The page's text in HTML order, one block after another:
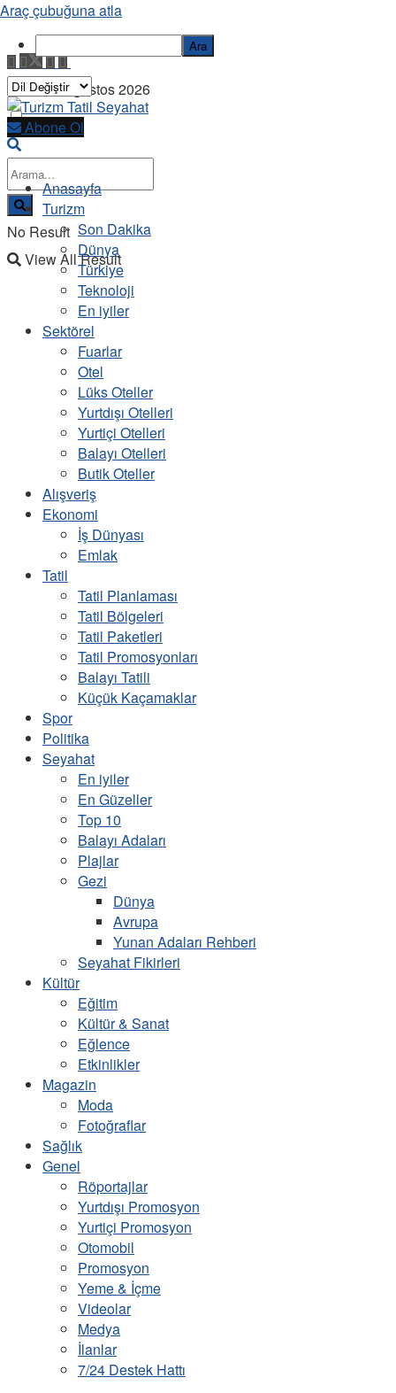
Cuma, 7 Ağustos 2026
No Result
View All Result
Abone Ol
Anasayfa
Turizm
Son Dakika
Dünya
Türkiye
Teknoloji
En iyiler
Sektörel
Fuarlar
Otel
Lüks Oteller
Yurtdışı Otelleri
Yurtiçi Otelleri
Balayı Otelleri
Butik Oteller
Alışveriş
Ekonomi
İş Dünyası
Emlak
Tatil
Tatil Planlaması
Tatil Bölgeleri
Tatil Paketleri
Tatil Promosyonları
Balayı Tatili
Küçük Kaçamaklar
Spor
Politika
Seyahat
En iyiler
En Güzeller
Top 10
Balayı Adaları
Plajlar
Gezi
Dünya
Avrupa
Yunan Adaları Rehberi
Seyahat Fikirleri
Kültür
Eğitim
Kültür & Sanat
Eğlence
Etkinlikler
Magazin
Moda
Fotoğraflar
Sağlık
Genel
Röportajlar
Yurtdışı Promosyon
Yurtiçi Promosyon
Otomobil
Promosyon
Yeme & İçme
Videolar
Medya
İlanlar
7/24 Destek Hattı
Araç çubuğuna atla
Ara